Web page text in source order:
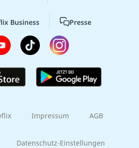
Business Presse
Impressum AGB
Datenschutz-Einstellungen